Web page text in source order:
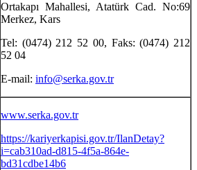
Ortakapı Mahallesi, Atatürk Cad. No:69
Merkez, Kars
Tel: (0474) 212 52 00, Faks: (0474) 212
52 04
E-mail: info@serka.gov.tr
www.serka.gov.tr
https://kariyerkapisi.gov.tr/IlanDetay?
i=cab310ad-d815-4f5a-864e-
bd31cdbe14b6